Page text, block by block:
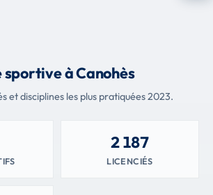
sportive à Canohès
et disciplines les plus pratiquées 2023.
2 187
LICENCIÉS